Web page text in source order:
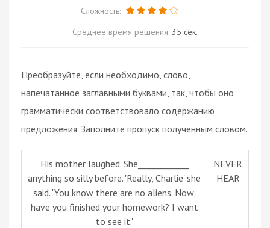
Сложность:
Среднее время решения: 35 сек.
Преобразуйте, если необходимо, слово,
напечатанное заглавными буквами, так, чтобы оно
грамматически соответствовало содержанию
предложения. Заполните пропуск полученным словом.
His mother laughed. She____________
anything so silly before. 'Really, Charlie' she
said. 'You know there are no aliens. Now,
have you finished your homework? I want
to see it.'
NEVER
HEAR